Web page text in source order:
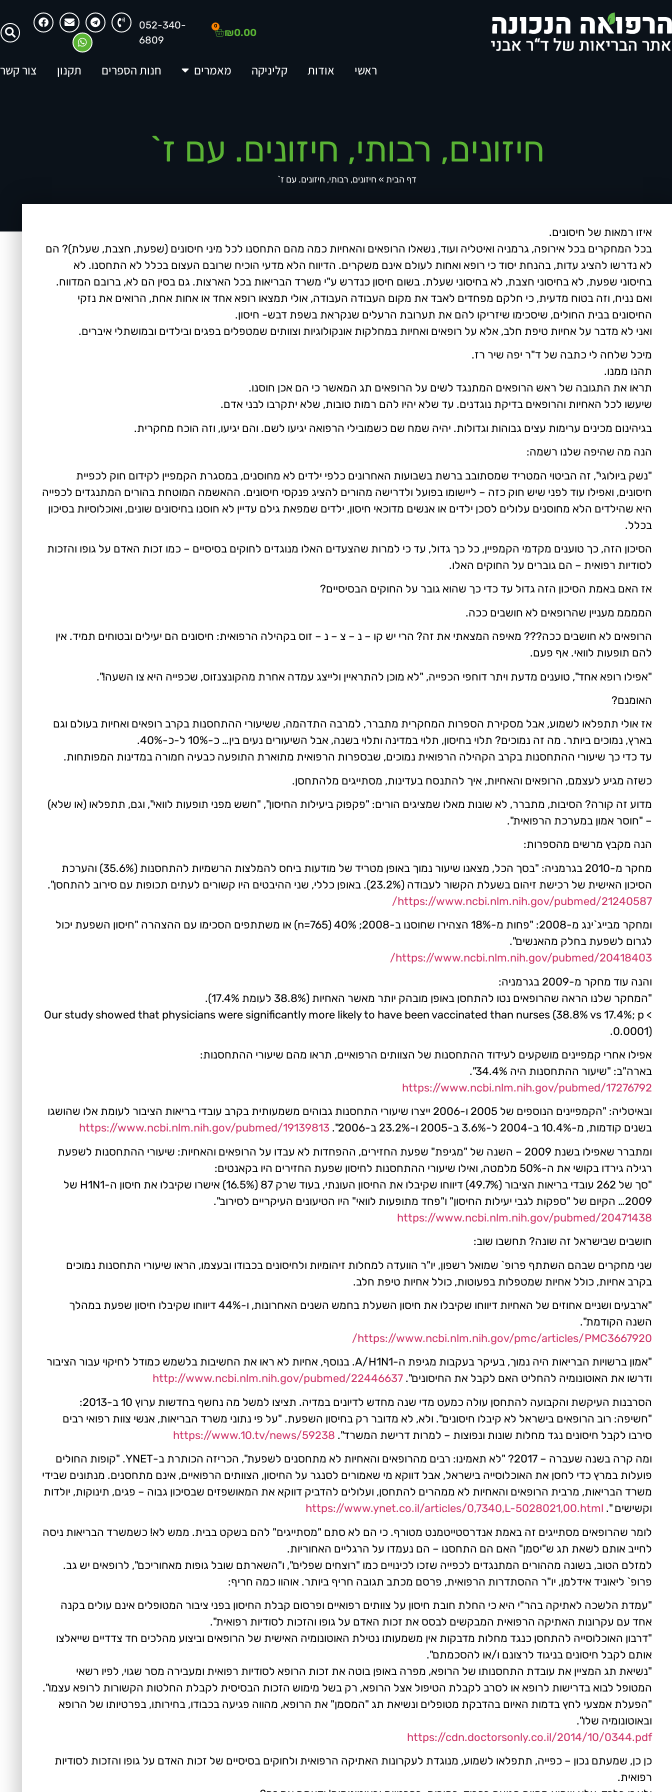
₪0.00
0
052-340-
6809
ראשי אודות קליניקה מאמרים חנות הספרים תקנון צור קשר
חיזונים, רבותי, חיזונים. עם ז`
דף הבית » חיזונים, רבותי, חיזונים. עם ז`
איזו רמאות של חיסונים.
בכל המחקרים בכל אירופה, גרמניה ואיטליה ועוד, נשאלו הרופאים והאחיות כמה מהם התחסנו לכל מיני חיסונים (שפעת, חצבת, שעלת)? הם
לא נדרשו להציג עדות, בהנחת יסוד כי רופא ואחות לעולם אינם משקרים. הדיווח הלא מדעי הוכיח שרובם העצום בכלל לא התחסנו. לא
בחיסוני שפעת, לא בחיסוני חצבת, לא בחיסוני שעלת. בשום חיסון כנדרש ע"י משרד הבריאות בכל הארצות. גם בסין הם לא, ברובם המדווח.
ואם נניח, וזה בטוח מדעית, כי חלקם מפחדים לאבד את מקום העבודה העבודה, אולי תמצאו רופא אחד או אחות אחת, הרואים את נזקי
החיסונים בבית החולים, שיסכימו שיזריקו להם את תערובת הרעלים שנקראת בשפת דבש- חיסון.
ואני לא מדבר על אחיות טיפת חלב, אלא על רופאים ואחיות במחלקות אונקולוגיות וצוותים שמטפלים בפגים ובילדים ובמושתלי איברים.
מיכל שלחה לי כתבה של ד"ר יפה שיר רז.
תהנו ממנו.
תראו את התגובה של ראש הרופאים המתנגד לשים על הרופאים תג המאשר כי הם אכן חוסנו.
שיעשו לכל האחיות והרופאים בדיקת נוגדנים. עד שלא יהיו להם רמות טובות, שלא יתקרבו לבני אדם.
בגיהינום מכינים ערימות עצים גבוהות וגדולות. יהיה שמח שם כשמובילי הרפואה יגיעו לשם. והם יגיעו, וזה הוכח מחקרית.
הנה מה שהיפה שלנו רשמה:
"נשק ביולוגי", זה הביטוי המטריד שמסתובב ברשת בשבועות האחרונים כלפי ילדים לא מחוסנים, במסגרת הקמפיין לקידום חוק לכפיית
חיסונים, ואפילו עוד לפני שיש חוק כזה – ליישומו בפועל ולדרישה מהורים להציג פנקסי חיסונים. ההאשמה המוטחת בהורים המתנגדים לכפייה
היא שהילדים הלא מחוסנים עלולים לסכן ילדים או אנשים מדוכאי חיסון, ילדים שמפאת גילם עדיין לא חוסנו בחיסונים שונים, ואוכלוסיות בסיכון
בכלל.
הסיכון הזה, כך טוענים מקדמי הקמפיין, כל כך גדול, עד כי למרות שהצעדים האלו מנוגדים לחוקים בסיסיים – כמו זכות האדם על גופו והזכות
לסודיות רפואית – הם גוברים על החוקים האלו.
אז האם באמת הסיכון הזה גדול עד כדי כך שהוא גובר על החוקים הבסיסיים?
הממממ מעניין שהרופאים לא חושבים ככה.
הרופאים לא חושבים ככה??? מאיפה המצאתי את זה? הרי יש קו – נ – צ – נ – זוס בקהילה הרפואית: חיסונים הם יעילים ובטוחים תמיד. אין
להם תופעות לוואי. אף פעם.
"אפילו רופא אחד", טוענים מדעת ויתר דוחפי הכפייה, "לא מוכן להתראיין ולייצג עמדה אחרת מהקונצנזוס, שכפייה היא צו השעה!".
האומנם?
אז אולי תתפלאו לשמוע, אבל מסקירת הספרות המחקרית מתברר, למרבה התדהמה, ששיעורי ההתחסנות בקרב רופאים ואחיות בעולם וגם
בארץ, נמוכים ביותר. מה זה נמוכים? תלוי בחיסון, תלוי במדינה ותלוי בשנה, אבל השיעורים נעים בין… כ-10% ל-כ-40%.
עד כדי כך שיעורי ההתחסנות בקרב הקהילה הרפואית נמוכים, שבספרות הרפואית מתוארת התופעה כבעיה חמורה במדינות המפותחות.
כשזה מגיע לעצמם, הרופאים והאחיות, איך להתנסח בעדינות, מסתייגים מלהתחסן.
מדוע זה קורה? הסיבות, מתברר, לא שונות מאלו שמציגים הורים: "פקפוק ביעילות החיסון", "חשש מפני תופעות לוואי", וגם, תתפלאו (או שלא)
– "חוסר אמון במערכת הרפואית".
הנה מקבץ מרשים מהספרות:
מחקר מ-2010 בגרמניה: "בסך הכל, מצאנו שיעור נמוך באופן מטריד של מודעות ביחס להמלצות הרשמיות להתחסנות (35.6%) והערכת
הסיכון האישית של רכישת זיהום בשעלת הקשור לעבודה (23.2%). באופן כללי, שני ההיבטים היו קשורים לעתים תכופות עם סירוב להתחסן".
https://www.ncbi.nlm.nih.gov/pubmed/21240587/
ומחקר מבייג`ינג מ-2008: "פחות מ-18% הצהירו שחוסנו ב-2008; 40% (n=765) או משתתפים הסכימו עם ההצהרה "חיסון השפעת יכול
לגרום לשפעת בחלק מהאנשים".
https://www.ncbi.nlm.nih.gov/pubmed/20418403/
והנה עוד מחקר מ-2009 בגרמניה:
"המחקר שלנו הראה שהרופאים נטו להתחסן באופן מובהק יותר מאשר האחיות (38.8% לעומת 17.4%).
Our study showed that physicians were significantly more likely to have been vaccinated than nurses (38.8% vs 17.4%; p <
0.0001).
אפילו אחרי קמפיינים מושקעים לעידוד ההתחסנות של הצוותים הרפואיים, תראו מהם שיעורי ההתחסנות:
בארה"ב: "שיעור ההתחסנות היה 34.4%".
https://www.ncbi.nlm.nih.gov/pubmed/17276792
ובאיטליה: "הקמפיינים הנוספים של 2005 ו-2006 ייצרו שיעורי התחסנות גבוהים משמעותית בקרב עובדי בריאות הציבור לעומת אלו שהושגו
בשנים קודמות, מ-10.4% ב-2004 ל-3.6% ב-2005 ו-23.2% ב-2006".
https://www.ncbi.nlm.nih.gov/pubmed/19139813
ומתברר שאפילו בשנת 2009 – השנה של "מגיפת" שפעת החזירים, ההפחדות לא עבדו על הרופאים והאחיות: שיעורי ההתחסנות לשפעת
רגילה גירדו בקושי את ה-50% מלמטה, ואילו שיעורי ההתחסנות לחיסון שפעת החזירים היו בקאנטים:
"סך של 262 עובדי בריאות הציבור (49.7%) דיווחו שקיבלו את החיסון העונתי, בעוד שרק 87 (16.5%) אישרו שקיבלו את חיסון ה-H1N1 של
2009… הקיום של "ספקות לגבי יעילות החיסון" ו"פחד מתופעות לוואי" היו הטיעונים העיקריים לסירוב".
https://www.ncbi.nlm.nih.gov/pubmed/20471438
חושבים שבישראל זה שונה? תחשבו שוב:
שני מחקרים שבהם השתתף פרופ` שמואל רשפון, יו"ר הוועדה למחלות זיהומיות ולחיסונים בכבודו ובעצמו, הראו שיעורי התחסנות נמוכים
בקרב אחיות, כולל אחיות שמטפלות בפעוטות, כולל אחיות טיפת חלב.
"ארבעים ושניים אחוזים של האחיות דיווחו שקיבלו את חיסון השעלת בחמש השנים האחרונות, ו-44% דיווחו שקיבלו חיסון שפעת במהלך
השנה הקודמת".
https://www.ncbi.nlm.nih.gov/pmc/articles/PMC3667920/
"אמון ברשויות הבריאות היה נמוך, בעיקר בעקבות מגיפת ה-A/H1N1. בנוסף, אחיות לא ראו את החשיבות בלשמש כמודל לחיקוי עבור הציבור
ודרשו את האוטונומיה להחליט האם לקבל את החיסונים". http://www.ncbi.nlm.nih.gov/pubmed/22446637
הסרבנות העיקשת והקבועה להתחסן עולה כמעט מדי שנה מחדש לדיונים במדיה. תציצו למשל מה נחשף בחדשות ערוץ 10 ב-2013:
"חשיפה: רוב הרופאים בישראל לא קיבלו חיסונים". ולא, לא מדובר רק בחיסון השפעת. "על פי נתוני משרד הבריאות, אנשי צוות רפואי רבים
סירבו לקבל חיסונים נגד מחלות שונות ונפוצות – למרות דרישת המשרד". https://www.10.tv/news/59238
ומה קרה בשנה שעברה – 2017? "לא תאמינו: רבים מהרופאים והאחיות לא מתחסנים לשפעת", הכריזה הכותרת ב-YNET. "קופות החולים
פועלות במרץ כדי לחסן את האוכלוסייה בישראל, אבל דווקא מי שאמורים לסנגר על החיסון, הצוותים הרפואיים, אינם מתחסנים. מנתונים שבידי
משרד הבריאות, מרבית הרופאים והאחיות לא ממהרים להתחסן, ועלולים להדביק דווקא את המאושפזים שבסיכון גבוה – פגים, תינוקות, יולדות
וקשישים ". https://www.ynet.co.il/articles/0,7340,L-5028021,00.html
לומר שהרופאים מסתייגים זה באמת אנדרסטייטמנט מטורף. כי הם לא סתם "מסתייגים" להם בשקט בבית. ממש לא! כשמשרד הבריאות ניסה
לחייב אותם לשאת תג ש"יסמן" האם הם התחסנו – הם נעמדו על הרגליים האחוריות.
למזלם הטוב, בשונה מההורים המתנגדים לכפייה שזכו לכינויים כמו "רוצחים שפלים", ו"השארתם שובל גופות מאחוריכם", לרופאים יש גב.
פרופ` ליאוניד אידלמן, יו"ר ההסתדרות הרפואית, פרסם מכתב תגובה חריף ביותר. אוהוו כמה חריף:
"עמדת הלשכה לאתיקה בהר"י היא כי החלת חובת חיסון על צוותים רפואיים ופרסום קבלת החיסון בפני ציבור המטופלים אינם עולים בקנה
אחד עם עקרונות האתיקה הרפואית המבקשים לבסס את זכות האדם על גופו והזכות לסודיות רפואית".
"דרבון האוכלוסייה להתחסן כנגד מחלות מדבקות אין משמעותו נטילת האוטונומיה האישית של הרופאים וביצוע מהלכים חד צדדיים שייאלצו
אותם לקבל חיסונים בניגוד לרצונם ו/או להסכמתם".
"נשיאת תג המציין את עובדת התחסנותו של הרופא, מפרה באופן בוטה את זכות הרופא לסודיות רפואית ומעבירה מסר שגוי, לפיו רשאי
המטופל לבוא בדרישות לרופא או לסרב לקבלת הטיפול אצל הרופא, רק בשל מימוש הזכות הבסיסית לקבלת החלטות הקשורות לרופא עצמו".
"הפעלת אמצעי לחץ בדמות האיום בהדבקת מטופלים ונשיאת תג "המסמן" את הרופא, מהווה פגיעה בכבודו, בחירותו, בפרטיותו של הרופא
ובאוטונומיה שלו".
https://cdn.doctorsonly.co.il/2014/10/0344.pdf
כן כן, שמעתם נכון – כפייה, תתפלאו לשמוע, מנוגדת לעקרונות האתיקה הרפואית ולחוקים בסיסיים של זכות האדם על גופו והזכות לסודיות
רפואית.